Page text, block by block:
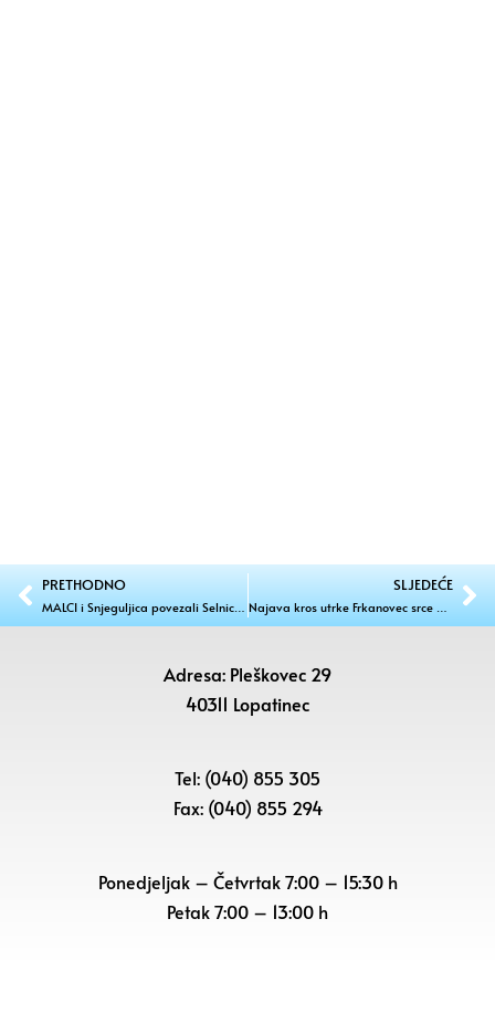
PRETHODNO
MALCI i Snjeguljica povezali Selnicu i Sv. Juraj na Bregu
SLJEDEĆE
Najava kros utrke Frkanovec srce gornjeg Međimurja
Adresa: Pleškovec 29
40311 Lopatinec
Tel: (040) 855 305
Fax: (040) 855 294
Ponedjeljak – Četvrtak 7:00 – 15:30 h
Petak7:00 – 13:00 h